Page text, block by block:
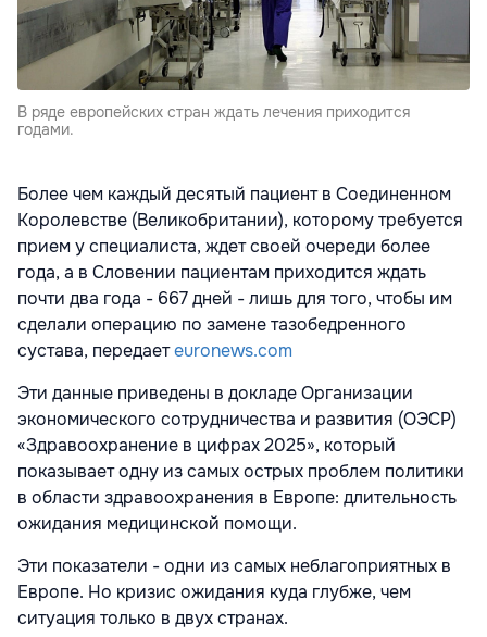
В ряде европейских стран ждать лечения приходится
годами.
Более чем каждый десятый пациент в Соединенном
Королевстве (Великобритании), которому требуется
прием у специалиста, ждет своей очереди более
года, а в Словении пациентам приходится ждать
почти два года - 667 дней - лишь для того, чтобы им
сделали операцию по замене тазобедренного
сустава, передаетeuronews.com
Эти данные приведены в докладе Организации
экономического сотрудничества и развития (ОЭСР)
«Здравоохранение в цифрах 2025», который
показывает одну из самых острых проблем политики
в области здравоохранения в Европе: длительность
ожидания медицинской помощи.
Эти показатели - одни из самых неблагоприятных в
Европе. Но кризис ожидания куда глубже, чем
ситуация только в двух странах.